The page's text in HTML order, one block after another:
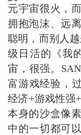
元宇宙很火，
拥抱泡沫、远
聪明，而别人
级日活的《我
宙，很强。
富游戏经验，
经济+游戏性强
本身的沙盒像
中的一切都可